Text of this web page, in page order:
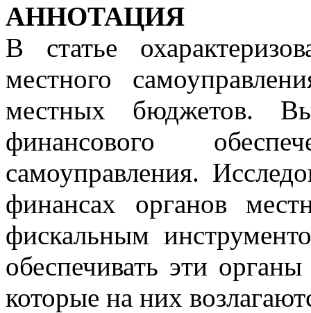
АННОТАЦИЯ
В статье
местного
местных бюджетов.
финансового
самоуправления.
финансах органов
фискальным
обеспечивать эти
которые на них